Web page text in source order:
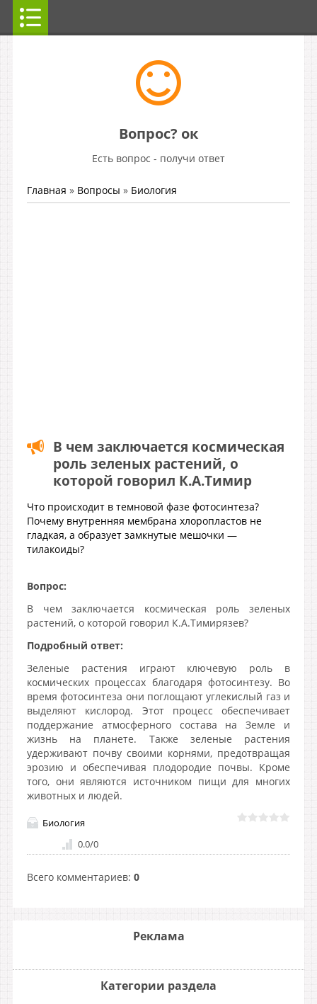
Вопрос? ок
Есть вопрос - получи ответ
Главная » Вопросы » Биология
В чем заключается космическая
роль зеленых растений, о
которой говорил К.А.Тимир
Что происходит в темновой фазе фотосинтеза?
Почему внутренняя мембрана хлоропластов не
гладкая, а образует замкнутые мешочки —
тилакоиды?
Вопрос:
В чем заключается космическая роль зеленых
растений, о которой говорил К.А.Тимирязев?
Подробный ответ:
Зеленые растения играют ключевую роль в
космических процессах благодаря фотосинтезу. Во
время фотосинтеза они поглощают углекислый газ и
выделяют кислород. Этот процесс обеспечивает
поддержание атмосферного состава на Земле и
жизнь на планете. Также зеленые растения
удерживают почву своими корнями, предотвращая
эрозию и обеспечивая плодородие почвы. Кроме
того, они являются источником пищи для многих
животных и людей.
Биология
0.0/0
Всего комментариев: 0
Реклама
Категории раздела